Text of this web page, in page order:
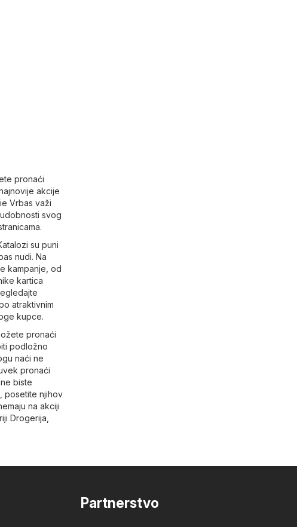
pronaći
akcije
Vrbas važi
svog
su puni
nudi. Na
kampanje, od
kartica
atraktivnim
kupce.
pronaći
podložno
naći ne
pronaći
biste
posetite njihov
na akciji
Drogerija,
Partnerstvo